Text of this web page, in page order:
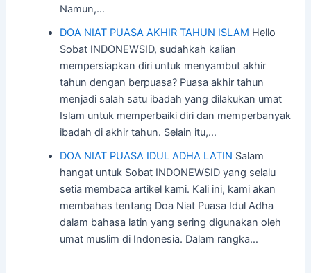
Namun,…
DOA NIAT PUASA AKHIR TAHUN ISLAM Hello
Sobat INDONEWSID, sudahkah kalian
mempersiapkan diri untuk menyambut akhir
tahun dengan berpuasa? Puasa akhir tahun
menjadi salah satu ibadah yang dilakukan umat
Islam untuk memperbaiki diri dan memperbanyak
ibadah di akhir tahun. Selain itu,…
DOA NIAT PUASA IDUL ADHA LATIN Salam
hangat untuk Sobat INDONEWSID yang selalu
setia membaca artikel kami. Kali ini, kami akan
membahas tentang Doa Niat Puasa Idul Adha
dalam bahasa latin yang sering digunakan oleh
umat muslim di Indonesia. Dalam rangka…